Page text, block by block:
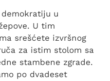
u
U tim
srešćete izvršnog
za istim stolom sa
stambene zgrade.
po dvadeset